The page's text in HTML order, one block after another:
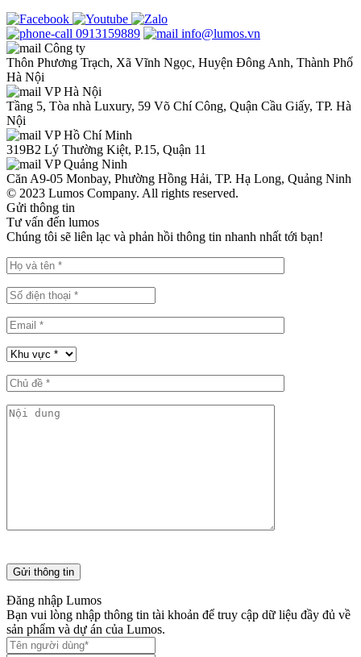
0913159889
info@lumos.vn
Công ty
Thôn Phương Trạch, Xã Vĩnh Ngọc, Huyện Đông Anh, Thành Phố
Hà Nội
VP Hà Nội
Tầng 5, Tòa nhà Luxury, 59 Võ Chí Công, Quận Cầu Giấy, TP. Hà
Nội
VP Hồ Chí Minh
319B2 Lý Thường Kiệt, P.15, Quận 11
VP Quảng Ninh
Căn A9-05 Monbay, Phường Hồng Hải, TP. Hạ Long, Quảng Ninh
© 2023 Lumos Company. All rights reserved.
Gửi thông tin
Tư vấn đến lumos
Chúng tôi sẽ liên lạc và phản hồi thông tin nhanh nhất tới bạn!
Đăng nhập Lumos
Bạn vui lòng nhập thông tin tài khoản để truy cập dữ liệu đầy đủ về
sản phẩm và dự án của Lumos.